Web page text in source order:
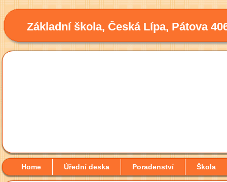
Základní škola, Česká Lípa, Pátova
Home Úřední deska Poradenství Škola